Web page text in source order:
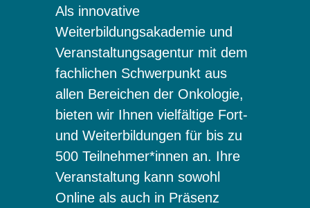
Als innovative
Weiterbildungsakademie und
Veranstaltungsagentur mit dem
fachlichen Schwerpunkt aus
allen Bereichen der Onkologie,
bieten wir Ihnen vielfältige Fort-
und Weiterbildungen für bis zu
500 Teilnehmer*innen an. Ihre
Veranstaltung kann sowohl
Online als auch in Präsenz